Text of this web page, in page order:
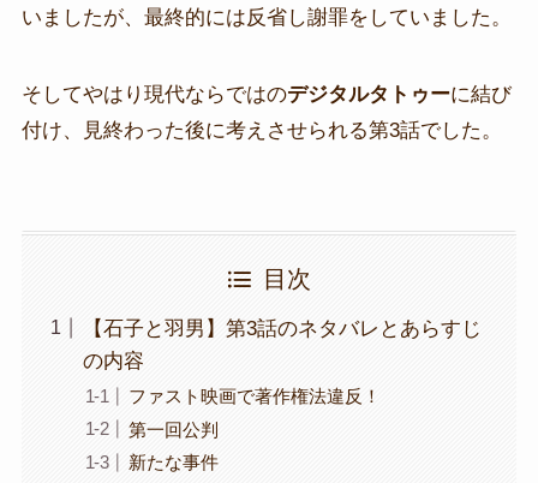
いましたが、最終的には反省し謝罪をしていました。
そしてやはり現代ならではのデジタルタトゥーに結び
付け、見終わった後に考えさせられる第3話でした。
目次
【石子と羽男】第3話のネタバレとあらすじ
の内容
ファスト映画で著作権法違反！
第一回公判
新たな事件